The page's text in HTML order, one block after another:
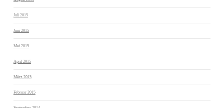
Juli 2015
Juni 2015
Mai 2015
April 2015
März 2015
Februar 2015